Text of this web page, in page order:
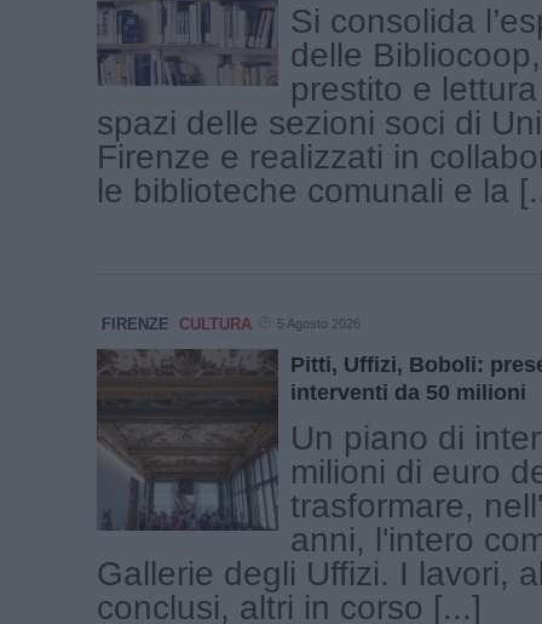
Si consolida
delle
prestito e
spazi delle sezioni soci di
Firenze e realizzati in
le biblioteche comunali e la
FIRENZE CULTURA 5 Agosto 2026
Pitti, Uffizi, Boboli:
interventi da 50 milioni
Un piano di
milioni di euro
trasformare,
anni, l'intero
Gallerie degli Uffizi. I lavori,
conclusi, altri in corso [...]